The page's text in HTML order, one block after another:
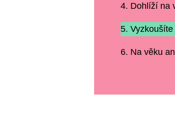
4. Dohlíží na
5.
6. Na věku